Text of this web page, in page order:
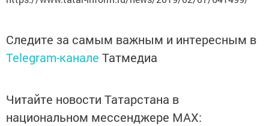
Следите за самым важным и интересным в
Telegram-канале Татмедиа
Читайте новости Татарстана в
национальном мессенджере MАХ: